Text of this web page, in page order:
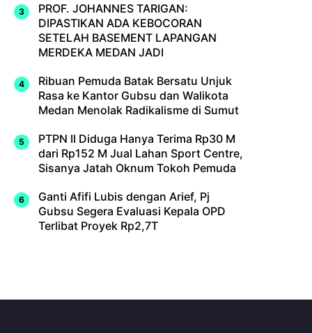
PROF. JOHANNES TARIGAN:
DIPASTIKAN ADA KEBOCORAN
SETELAH BASEMENT LAPANGAN
MERDEKA MEDAN JADI
Ribuan Pemuda Batak Bersatu Unjuk
Rasa ke Kantor Gubsu dan Walikota
Medan Menolak Radikalisme di Sumut
PTPN II Diduga Hanya Terima Rp30 M
dari Rp152 M Jual Lahan Sport Centre,
Sisanya Jatah Oknum Tokoh Pemuda
Ganti Afifi Lubis dengan Arief, Pj
Gubsu Segera Evaluasi Kepala OPD
Terlibat Proyek Rp2,7T